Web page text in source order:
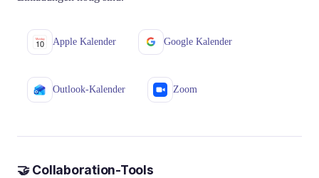
Apple Kalender Google Kalender
Outlook-Kalender Zoom
🤝 Collaboration-Tools